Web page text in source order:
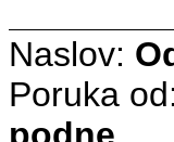
Naslov:
Poruka od:
podne